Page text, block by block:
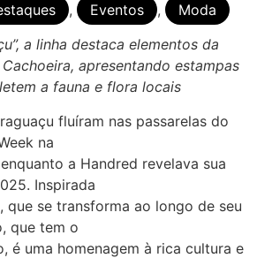
, Eventos ,
Moda
a linha destaca elementos da
apresentando estampas
a fauna e flora locais
fluíram nas passarelas do
na
a Handred revelava sua
Inspirada
que se transforma ao longo de seu
que tem o
é uma homenagem à rica cultura e